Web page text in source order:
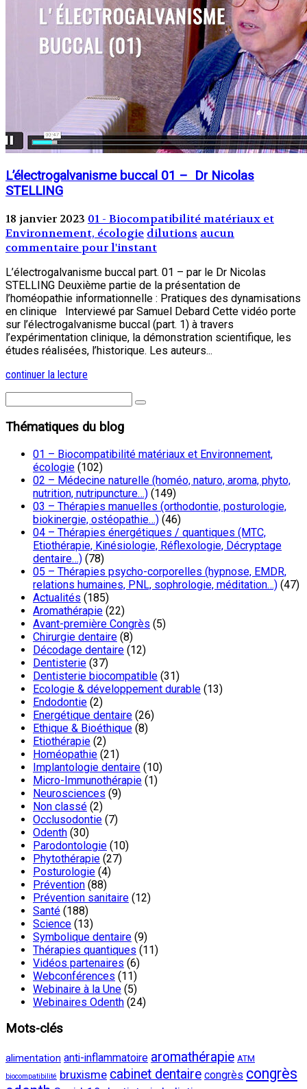
L’électrogalvanisme buccal 01 – Dr Nicolas
STELLING
18 janvier 2023 01 - Biocompatibilité matériaux et
Environnement, écologie dilutions aucun
commentaire pour l'instant
L’électrogalvanisme buccal part. 01 – par le Dr Nicolas
STELLING Deuxième partie de la présentation de
l’homéopathie informationnelle : Pratiques des dynamisations
en clinique Interviewé par Samuel Debard Cette vidéo porte
sur l’électrogalvanisme buccal (part. 1) à travers
l’expérimentation clinique, la démonstration scientifique, les
études réalisées, l’historique. Les auteurs...
continuer la lecture
Thématiques du blog
01 – Biocompatibilité matériaux et Environnement,
écologie (102)
02 – Médecine naturelle (homéo, naturo, aroma, phyto,
nutrition, nutripuncture…) (149)
03 – Thérapies manuelles (orthodontie, posturologie,
biokinergie, ostéopathie…) (46)
04 – Thérapies énergétiques / quantiques (MTC,
Etiothérapie, Kinésiologie, Réflexologie, Décryptage
dentaire…) (78)
05 – Thérapies psycho-corporelles (hypnose, EMDR,
relations humaines, PNL, sophrologie, méditation…) (47)
Actualités (185)
Aromathérapie (22)
Avant-première Congrès (5)
Chirurgie dentaire (8)
Décodage dentaire (12)
Dentisterie (37)
Dentisterie biocompatible (31)
Ecologie & développement durable (13)
Endodontie (2)
Energétique dentaire (26)
Ethique & Bioéthique (8)
Etiothérapie (2)
Homéopathie (21)
Implantologie dentaire (10)
Micro-Immunothérapie (1)
Neurosciences (9)
Non classé (2)
Occlusodontie (7)
Odenth (30)
Parodontologie (10)
Phytothérapie (27)
Posturologie (4)
Prévention (88)
Prévention sanitaire (12)
Santé (188)
Science (13)
Symbolique dentaire (9)
Thérapies quantiques (11)
Vidéos partenaires (6)
Webconférences (11)
Webinaire à la Une (5)
Webinaires Odenth (24)
Mots-clés
alimentation anti-inflammatoire aromathérapie ATM
biocompatibilité bruxisme cabinet dentaire congrès congrès